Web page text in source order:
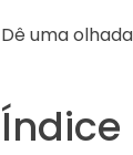
Dê uma
Índice